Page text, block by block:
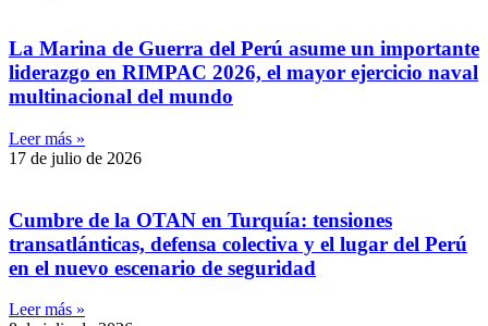
La Marina de Guerra del Perú asume un importante
liderazgo en RIMPAC 2026, el mayor ejercicio naval
multinacional del mundo
Leer más »
17 de julio de 2026
Cumbre de la OTAN en Turquía: tensiones
transatlánticas, defensa colectiva y el lugar del Perú
en el nuevo escenario de seguridad
Leer más »